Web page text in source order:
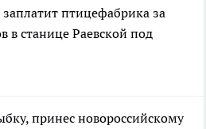
птицефабрика за
в станице Раевской под
принес новороссийскому